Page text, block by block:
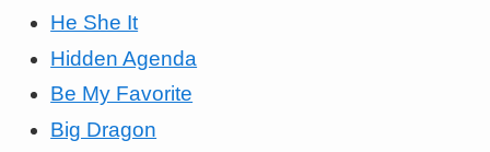
He She It
Hidden Agenda
Be My Favorite
Big Dragon